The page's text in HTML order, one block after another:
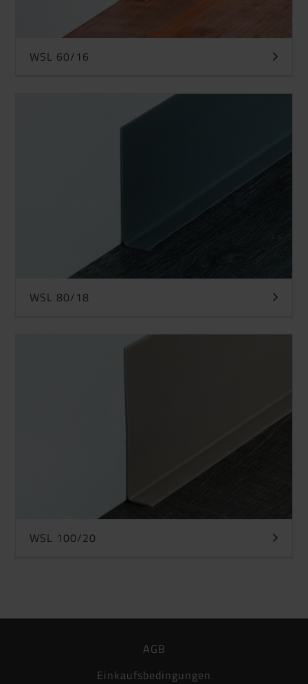
WSL 60/16
WSL 80/18
WSL 100/20
AGB
Einkaufsbedingungen